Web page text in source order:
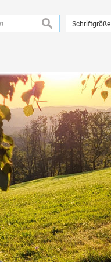
Schriftgröße
suchen